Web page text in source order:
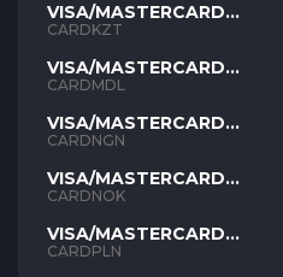
VISA/MASTERCARD
KZT
CARDKZT
VISA/MASTERCARD
MDL
CARDMDL
VISA/MASTERCARD
NGN
CARDNGN
VISA/MASTERCARD
NOK
CARDNOK
VISA/MASTERCARD
PLN
CARDPLN